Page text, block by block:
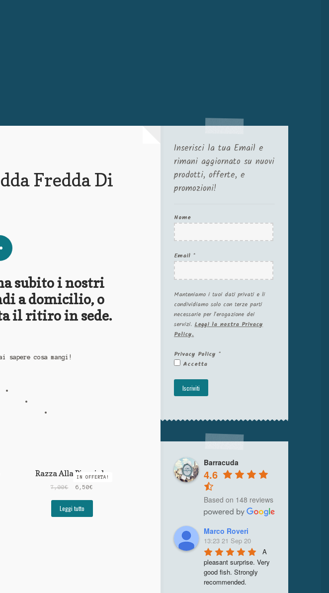
Fredda Di
subito i nostri
a domicilio, o
il ritiro in sede.
sapere cosa mangi!
Razza Alla Pizzaiola
IN OFFERTA!
7,00€ 6,50€
Leggi tutto
Inserisci la tua Email e
rimani aggiornato su nuovi
prodotti, offerte, e
promozioni!
Nome
Email *
Manteniamo i tuoi dati privati e li
condividiamo solo con terze parti
necessarie per l'erogazione dei
servizi.Leggi la nostra Privacy
Policy.
Privacy Policy *
Accetta
Barracuda
4.6
Based on 148 reviews
Marco Roveri
13:23 21 Sep 20
A
pleasant surprise. Very
good fish. Strongly
recommended.